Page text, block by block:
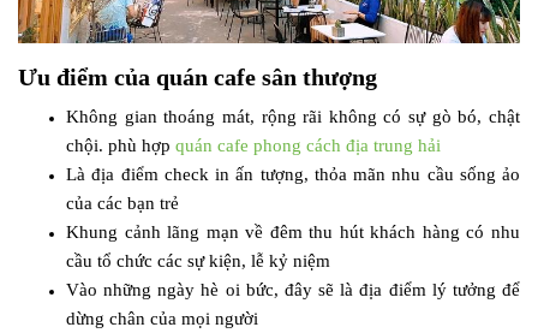
Ưu điểm của quán cafe sân thượng
Không gian thoáng mát, rộng rãi không có sự gò bó, chật
chội. phù hợp quán cafe phong cách địa trung hải
Là địa điểm check in ấn tượng, thỏa mãn nhu cầu sống ảo
của các bạn trẻ
Khung cảnh lãng mạn về đêm thu hút khách hàng có nhu
cầu tổ chức các sự kiện, lễ kỷ niệm
Vào những ngày hè oi bức, đây sẽ là địa điểm lý tưởng để
dừng chân của mọi người